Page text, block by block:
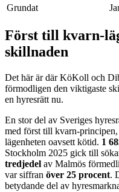
Grundat
Först till kvarn-
skillnaden
Det här är där KöKoll och
förmodligen den viktigaste
en hyresrätt nu.
En stor del av Sveriges
med först till kvarn-
lägenheten oavsett kötid. 1
Stockholm 2025 gick till
tredjedel av Malmös
var siffran över 25 procent.
betydande del av